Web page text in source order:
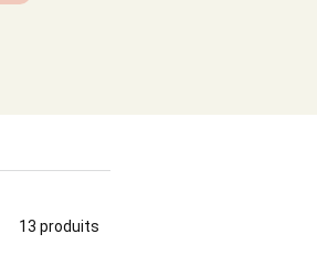
13 produits